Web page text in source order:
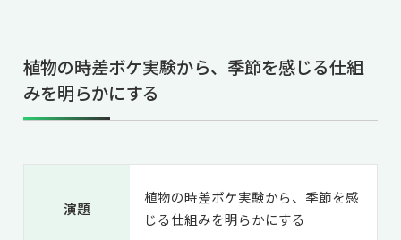
領域の概要・特色
領域賞の紹介
研究室一覧
教員一覧
NAIST Edge BIO
教育TOP
研究室への配属
5年一貫コースの
国際化教育プログラム
キャリア
就職実績
卒業生の声
アクセス
お問い
領域棟
植物の時差ボケ実験から、季節を感じる仕組
みを明らかにする
演題
植物の時差ボケ実験から、季節を感
じる仕組みを明らかにする